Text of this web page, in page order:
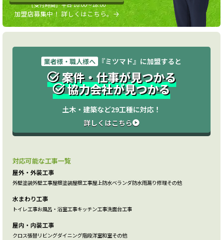
［受付時間］平日 10:00〜18:00
加盟店募集中！ 詳しくはこちら。
業者様・職人様へ 『ミツマド』に加盟すると
案件・仕事が見つかる
協力会社が見つかる
土木・建築など29工種に対応！
詳しくはこちら
対応可能な工事一覧
屋外・外装工事
外壁塗装外壁工事屋根塗装屋根工事屋上防水ベランダ防水雨漏り修理その他
水まわり工事
トイレ工事お風呂・浴室工事キッチン工事洗面台工事
屋内・内装工事
クロス張替リビングダイニング階段洋室和室その他